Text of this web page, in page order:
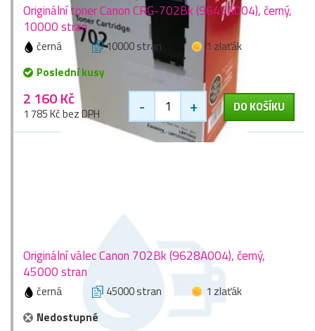
Originální toner Canon CRG-702Bk (9645A004), černý,
10000 stran
černá 10000 stran
1 zlaťák
Poslední kusy
2 160 Kč
1 785 Kč bez DPH - + DO KOŠÍKU
Originální válec Canon 702Bk (9628A004), černý,
45000 stran
černá 45000 stran
1 zlaťák
Nedostupné